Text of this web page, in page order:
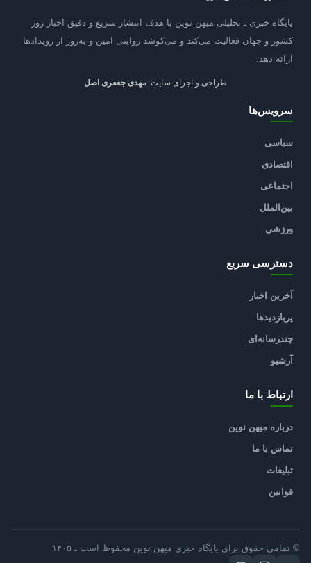
پایگاه خبری ـ تحلیلی میهن نوین با هدف انتشار سریع و دقیق اخبار روز
کشور و جهان فعالیت می‌کند و می‌کوشد روایتی امین و به‌روز از رویدادها
ارائه دهد.
طراحی و اجرای سایت: مهدی جعفری اصل
سرویس‌ها
سیاسی
اقتصادی
اجتماعی
بین‌الملل
ورزشی
دسترسی سریع
آخرین اخبار
پربازدیدها
چندرسانه‌ای
آرشیو
ارتباط با ما
درباره میهن نوین
تماس با ما
تبلیغات
قوانین
© تمامی حقوق برای پایگاه خبری میهن نوین محفوظ است ـ ۱۴۰۵